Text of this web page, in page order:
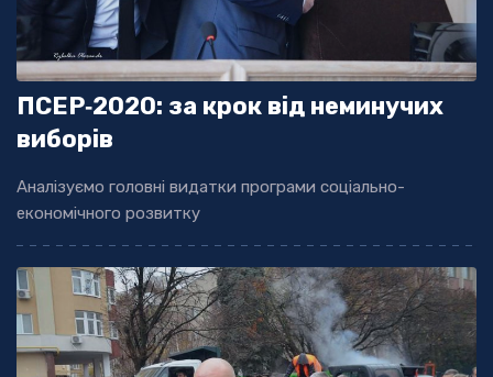
ПСЕР‐2020: за крок від неминучих
виборів
Аналізуємо головні видатки програми соціально-
економічного розвитку